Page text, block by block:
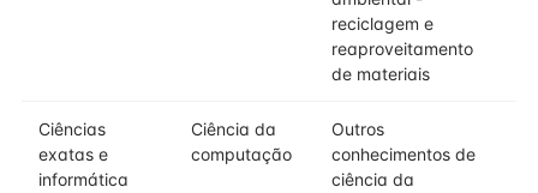
reciclagem e
reaproveitamento
de materiais
Ciências
exatas e
informática
Ciência da
computação
Outros
conhecimentos de
ciência da